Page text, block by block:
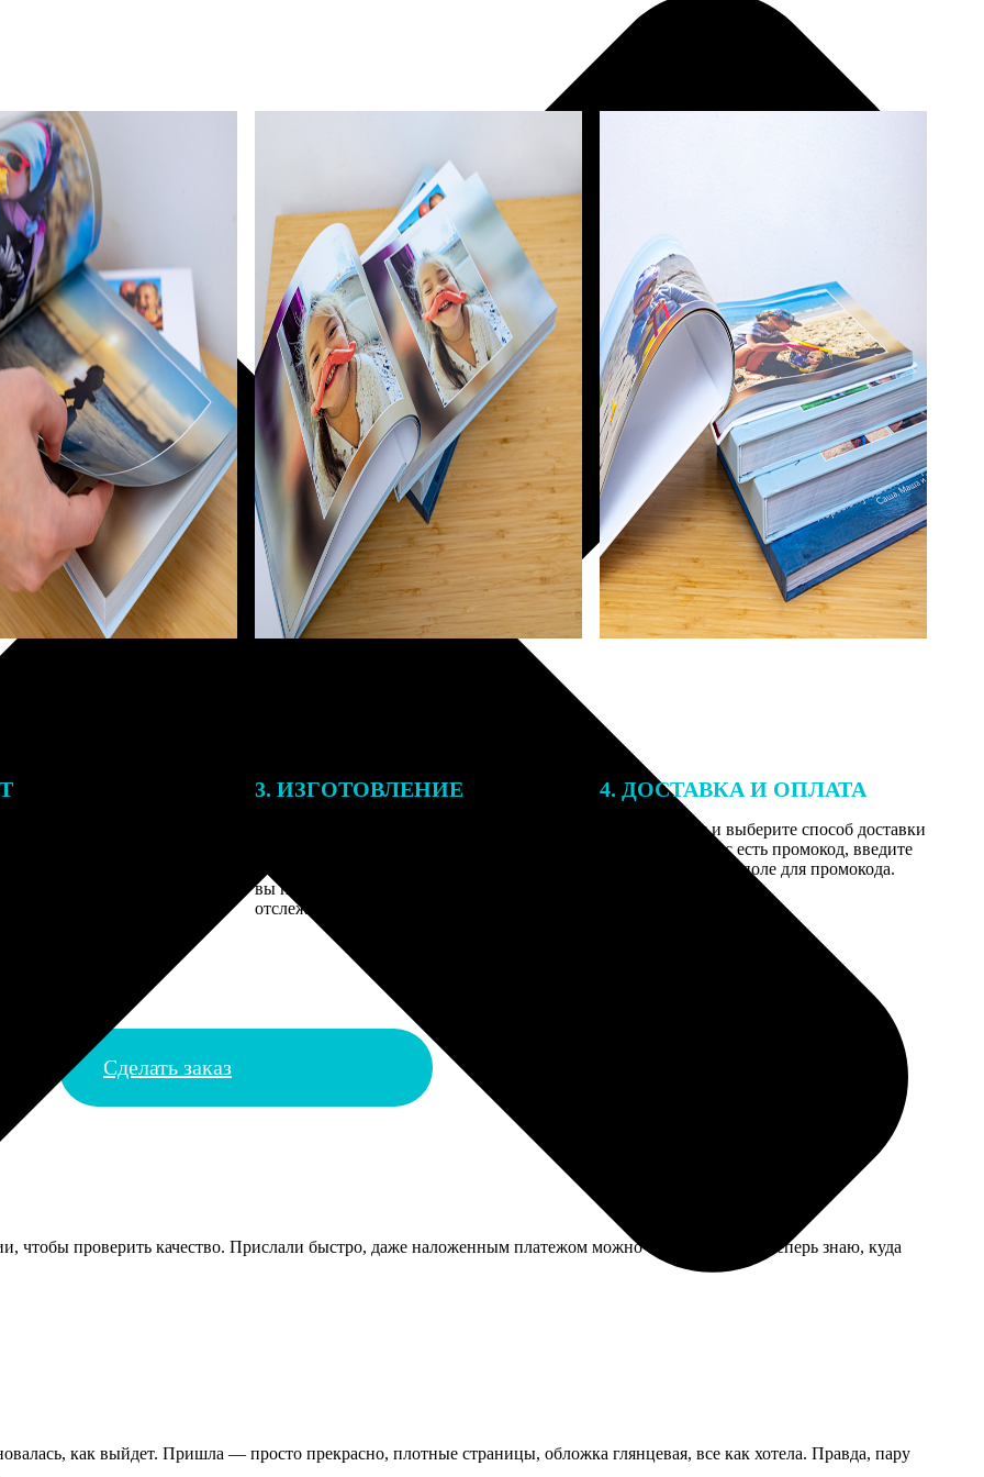
3. ИЗГОТОВЛЕНИЕ
вы получите письмо с трек-номером для
отслеживания.
4. ДОСТАВКА И ОПЛАТА
Введите адрес и выберите способ доставки
заказа. Если у вас есть промокод, введите
его в специальное поле для промокода.
Сделать заказ
чтобы проверить качество. Прислали быстро, даже наложенным платежом можно было оплатить. Теперь знаю, куда
как выйдет. Пришла — просто прекрасно, плотные страницы, обложка глянцевая, все как хотела. Правда, пару